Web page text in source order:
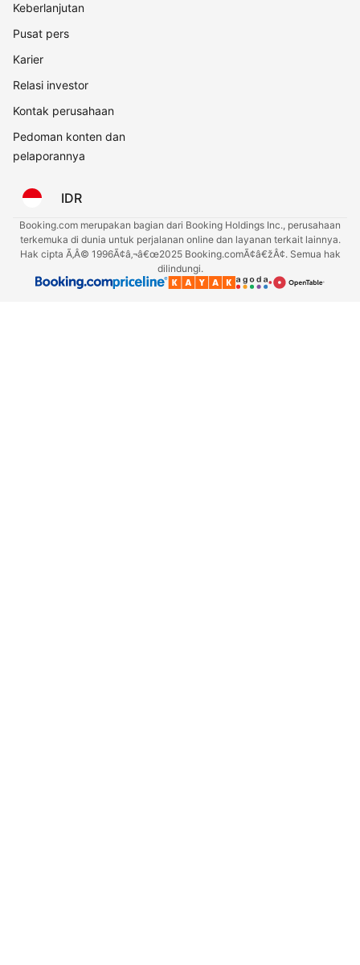
Keberlanjutan
Pusat pers
Karier
Relasi investor
Kontak perusahaan
Pedoman konten dan
pelaporannya
IDR
Booking.com merupakan bagian dari Booking Holdings Inc., perusahaan
terkemuka di dunia untuk perjalanan online dan layanan terkait lainnya.
Hak cipta Ã‚Â© 1996Ã¢â‚¬â€œ2025 Booking.comÃ¢â€žÂ¢. Semua hak
dilindungi.